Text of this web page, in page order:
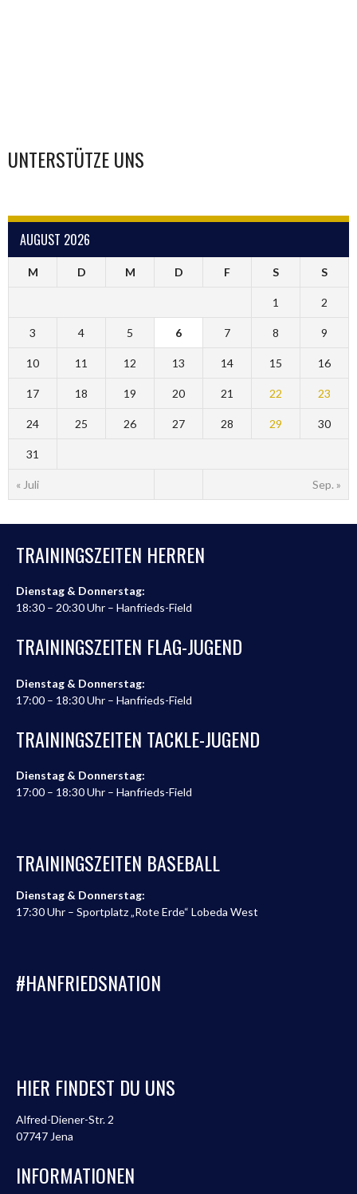
UNTERSTÜTZE UNS
AUGUST 2026
M D M D F S S
« Juli Sep. »
1 2
3 4 5 6 7 8 9
10 11 12 13 14 15 16
17 18 19 20 21 22 23
24 25 26 27 28 29 30
31
TRAININGSZEITEN HERREN
Dienstag & Donnerstag:
18:30 – 20:30 Uhr – Hanfrieds-Field
TRAININGSZEITEN FLAG-JUGEND
Dienstag & Donnerstag:
17:00 – 18:30 Uhr – Hanfrieds-Field
TRAININGSZEITEN TACKLE-JUGEND
Dienstag & Donnerstag:
17:00 – 18:30 Uhr – Hanfrieds-Field
TRAININGSZEITEN BASEBALL
Dienstag & Donnerstag:
17:30 Uhr – Sportplatz „Rote Erde“ Lobeda West
#HANFRIEDSNATION
HIER FINDEST DU UNS
Alfred-Diener-Str. 2
07747 Jena
INFORMATIONEN